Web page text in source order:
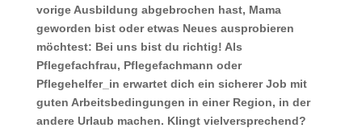
vorige Ausbildung abgebrochen hast, Mama
geworden bist oder etwas Neues ausprobieren
möchtest: Bei uns bist du richtig! Als
Pflegefachfrau, Pflegefachmann oder
Pflegehelfer_in erwartet dich ein sicherer Job mit
guten Arbeitsbedingungen in einer Region, in der
andere Urlaub machen. Klingt vielversprechend?